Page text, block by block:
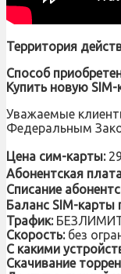
Территория
Способ
Купить новую
Уважаемые
Федеральным
Цена сим-карты:
Абонентская
Списание
Баланс SIM-карты
Трафик:
Скорость:без
С какими
Скачивание